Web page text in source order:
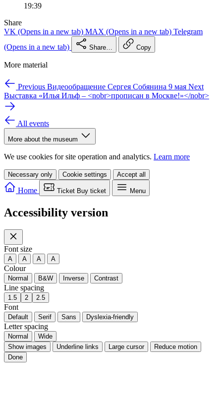
19:39
Share
VK (Opens in a new tab) MAX (Opens in a new tab) Telegram
(Opens in a new tab)
Share… Copy
More material
Previous Видеообращение Сергея Собянина 9 мая Next
Выставка «Илья Ильф – <nobr>прописан в Москве!»</nobr>
All events
More about the museum
We use cookies for site operation and analytics. Learn more
Necessary only Cookie settings Accept all
Home Ticket Buy ticket Menu
Accessibility version
Font size
A A A A
Colour
Normal B&W Inverse Contrast
Line spacing
1.5 2 2.5
Font
Default Serif Sans Dyslexia-friendly
Letter spacing
Normal
Wide
Show images
Underline links Large cursor
Reduce motion
Done